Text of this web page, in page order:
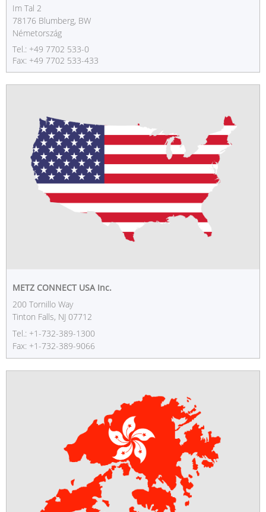
Im Tal 2
78176 Blumberg, BW
Németország
Tel.: +49 7702 533-0
Fax: +49 7702 533-433
METZ CONNECT USA Inc.
200 Tornillo Way
Tinton Falls, NJ 07712
Tel.: +1-732-389-1300
Fax: +1-732-389-9066